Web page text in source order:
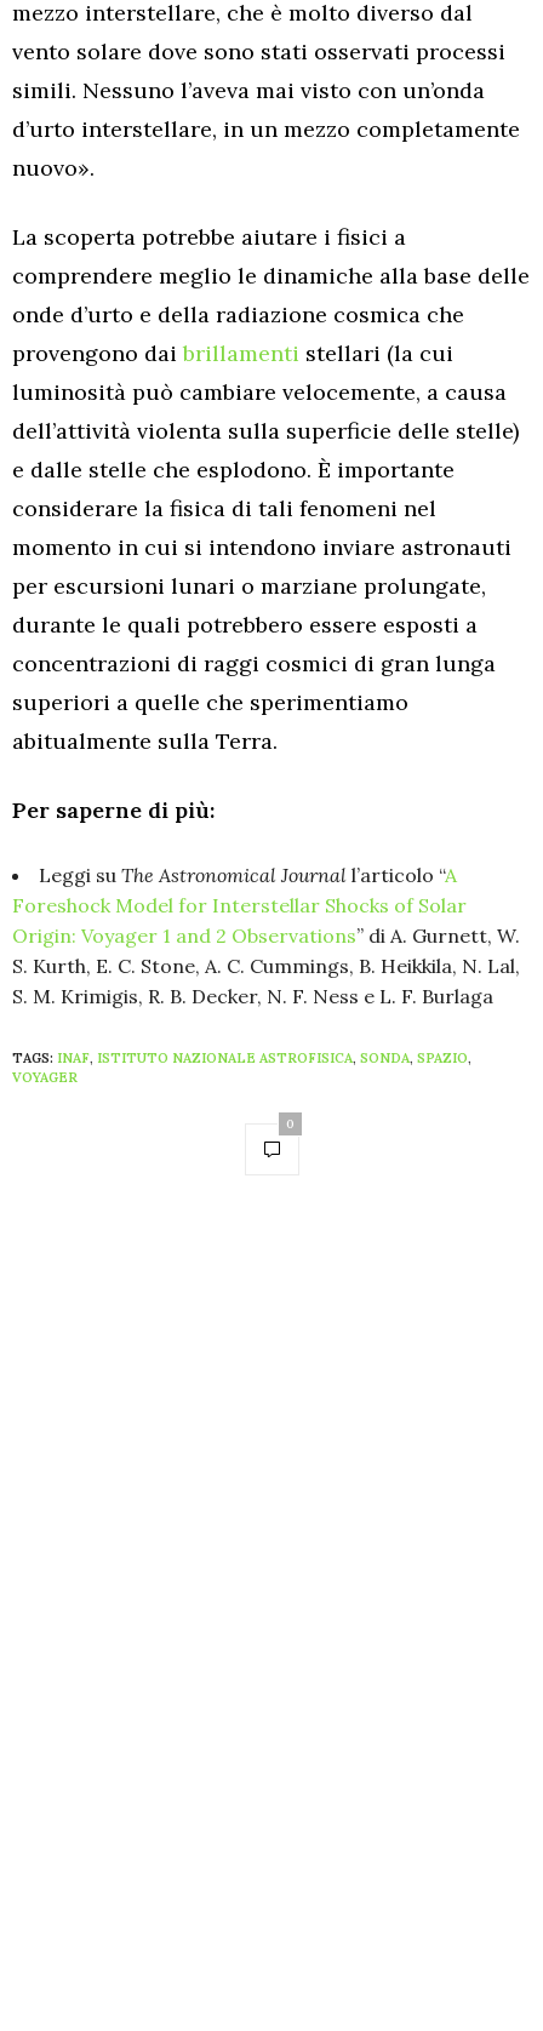
mezzo interstellare, che è molto diverso dal
vento solare dove sono stati osservati processi
simili. Nessuno l’aveva mai visto con un’onda
d’urto interstellare, in un mezzo completamente
nuovo».
La scoperta potrebbe aiutare i fisici a
comprendere meglio le dinamiche alla base delle
onde d’urto e della radiazione cosmica che
provengono daibrillamenti stellari (la cui
luminosità può cambiare velocemente, a causa
dell’attività violenta sulla superficie delle stelle)
e dalle stelle che esplodono. È importante
considerare la fisica di tali fenomeni nel
momento in cui si intendono inviare astronauti
per escursioni lunari o marziane prolungate,
durante le quali potrebbero essere esposti a
concentrazioni di raggi cosmici di gran lunga
superiori a quelle che sperimentiamo
abitualmente sulla Terra.
Per saperne di più:
Leggi su The Astronomical Journal l’articolo “A
Foreshock Model for Interstellar Shocks of Solar
Origin: Voyager 1 and 2 Observations” di A. Gurnett, W.
S. Kurth, E. C. Stone, A. C. Cummings, B. Heikkila, N. Lal,
S. M. Krimigis, R. B. Decker, N. F. Ness e L. F. Burlaga
TAGS: INAF, ISTITUTO NAZIONALE ASTROFISICA, SONDA, SPAZIO,
VOYAGER
0